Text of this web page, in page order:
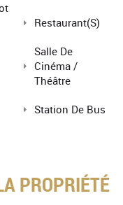
Restaurant(s)
Salle De
Cinéma /
Théâtre
Station De Bus
PROPRIÉTÉ